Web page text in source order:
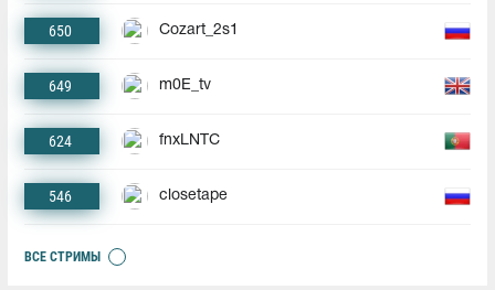
650 Cozart_2s1
649 m0E_tv
624 fnxLNTC
546 closetape
ВСЕ СТРИМЫ